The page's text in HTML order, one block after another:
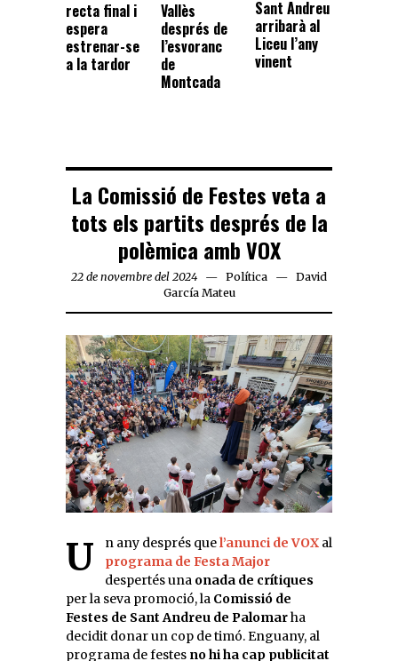
recta final i
espera
estrenar-se
a la tardor
Vallès
després de
l’esvoranc
de
Montcada
Sant Andreu
arribarà al
Liceu l’any
vinent
La Comissió de Festes veta a
tots els partits després de la
polèmica amb VOX
22 de novembre del 2024 Política
David
García Mateu
Un any després quel’anunci de VOX al
programa de Festa Major
despertés una onada de crítiques
per la seva promoció, la Comissió de
Festes de Sant Andreu de Palomarha
decidit donar un cop de timó. Enguany, al
programa de festes no hi ha cap publicitat